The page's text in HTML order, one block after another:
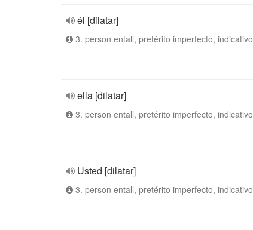
él [dilatar]
3. person entall, pretérito imperfecto, indicativo
ella [dilatar]
3. person entall, pretérito imperfecto, indicativo
Usted [dilatar]
3. person entall, pretérito imperfecto, indicativo